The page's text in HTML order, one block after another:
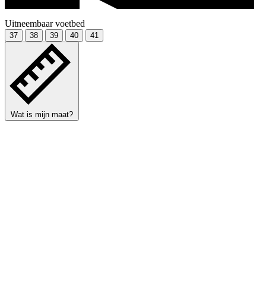
Uitneembaar voetbed
37 38 39 40 41
Wat is mijn maat?